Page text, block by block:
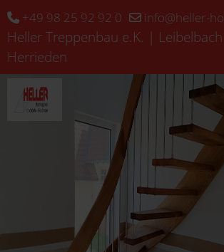
+49 98 25 92 92 0 info@heller-
Heller Treppenbau e.K. |
Herrieden